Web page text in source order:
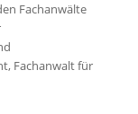
Fachanwälte
Fachanwalt für